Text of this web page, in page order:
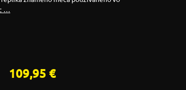
…
109,95 €